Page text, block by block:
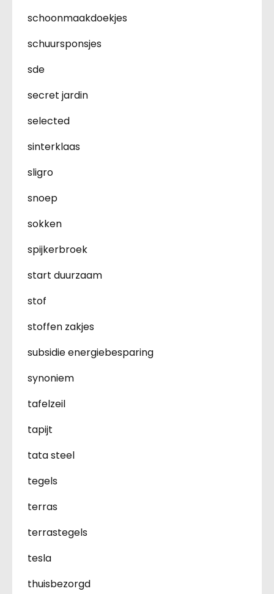
schoonmaakdoekjes
schuursponsjes
sde
secret jardin
selected
sinterklaas
sligro
snoep
sokken
spijkerbroek
start duurzaam
stof
stoffen zakjes
subsidie energiebesparing
synoniem
tafelzeil
tapijt
tata steel
tegels
terras
terrastegels
tesla
thuisbezorgd